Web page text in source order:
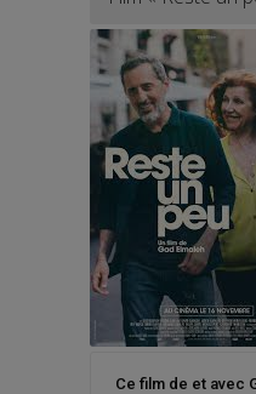
Ce film de et avec